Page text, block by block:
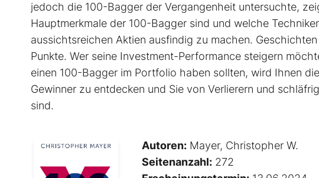
jedoch die 100-Bagger der Vergangenheit untersuchte,
Hauptmerkmale der 100-Bagger sind und welche
aussichtsreichen Aktien ausfindig zu machen.
Punkte. Wer seine Investment-Performance steigern
einen 100-Bagger im Portfolio haben sollten, wird Ihnen
Gewinner zu entdecken und Sie von Verlierern und
sind.
Autoren: Mayer, Christopher W.
Seitenanzahl: 272